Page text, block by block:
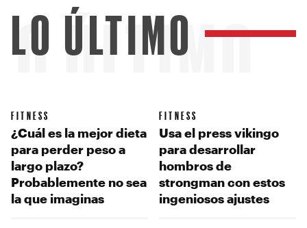
ÚLTIMO
LO ÚLTIMO
FITNESS
¿Cuál es la mejor dieta
para perder peso a
largo plazo?
Probablemente no sea
la que imaginas
FITNESS
Usa el press vikingo
para desarrollar
hombros de
strongman con estos
ingeniosos ajustes